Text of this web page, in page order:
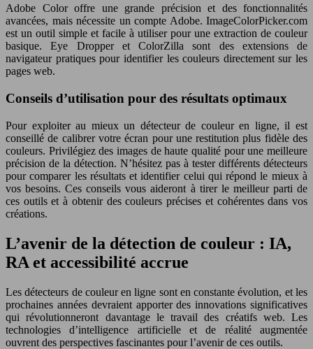
Adobe Color offre une grande précision et des fonctionnalités
avancées, mais nécessite un compte Adobe. ImageColorPicker.com
est un outil simple et facile à utiliser pour une extraction de couleur
basique. Eye Dropper et ColorZilla sont des extensions de
navigateur pratiques pour identifier les couleurs directement sur les
pages web.
Conseils d’utilisation pour des résultats optimaux
Pour exploiter au mieux un détecteur de couleur en ligne, il est
conseillé de calibrer votre écran pour une restitution plus fidèle des
couleurs. Privilégiez des images de haute qualité pour une meilleure
précision de la détection. N’hésitez pas à tester différents détecteurs
pour comparer les résultats et identifier celui qui répond le mieux à
vos besoins. Ces conseils vous aideront à tirer le meilleur parti de
ces outils et à obtenir des couleurs précises et cohérentes dans vos
créations.
L’avenir de la détection de couleur : IA,
RA et accessibilité accrue
Les détecteurs de couleur en ligne sont en constante évolution, et les
prochaines années devraient apporter des innovations significatives
qui révolutionneront davantage le travail des créatifs web. Les
technologies d’intelligence artificielle et de réalité augmentée
ouvrent des perspectives fascinantes pour l’avenir de ces outils.